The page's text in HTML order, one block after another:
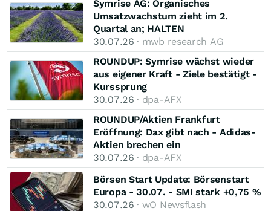
Symrise AG: Organisches
Umsatzwachstum zieht im 2.
Quartal an; HALTEN
30.07.26 · mwb research AG
ROUNDUP: Symrise wächst wieder
aus eigener Kraft - Ziele bestätigt -
Kurssprung
30.07.26 · dpa-AFX
ROUNDUP/Aktien Frankfurt
Eröffnung: Dax gibt nach - Adidas-
Aktien brechen ein
30.07.26 · dpa-AFX
Börsen Start Update: Börsenstart
Europa - 30.07. - SMI stark +0,75 %
30.07.26 · wO Newsflash